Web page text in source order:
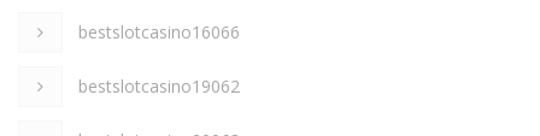
bestslotcasino16066
bestslotcasino19062